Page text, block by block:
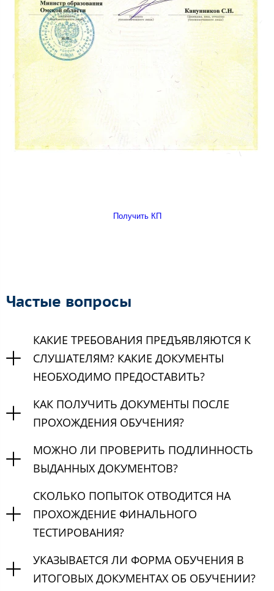
Получить КП
Частые вопросы
КАКИЕ ТРЕБОВАНИЯ ПРЕДЪЯВЛЯЮТСЯ К
СЛУШАТЕЛЯМ? КАКИЕ ДОКУМЕНТЫ
НЕОБХОДИМО ПРЕДОСТАВИТЬ?
КАК ПОЛУЧИТЬ ДОКУМЕНТЫ ПОСЛЕ
ПРОХОЖДЕНИЯ ОБУЧЕНИЯ?
МОЖНО ЛИ ПРОВЕРИТЬ ПОДЛИННОСТЬ
ВЫДАННЫХ ДОКУМЕНТОВ?
СКОЛЬКО ПОПЫТОК ОТВОДИТСЯ НА
ПРОХОЖДЕНИЕ ФИНАЛЬНОГО
ТЕСТИРОВАНИЯ?
УКАЗЫВАЕТСЯ ЛИ ФОРМА ОБУЧЕНИЯ В
ИТОГОВЫХ ДОКУМЕНТАХ ОБ ОБУЧЕНИИ?